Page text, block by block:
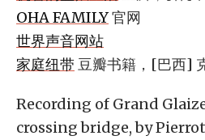
OHA FAMILY官网
世界声音网站
家庭纽带 豆瓣书籍，[巴西]
Recording of Grand
crossing bridge, by